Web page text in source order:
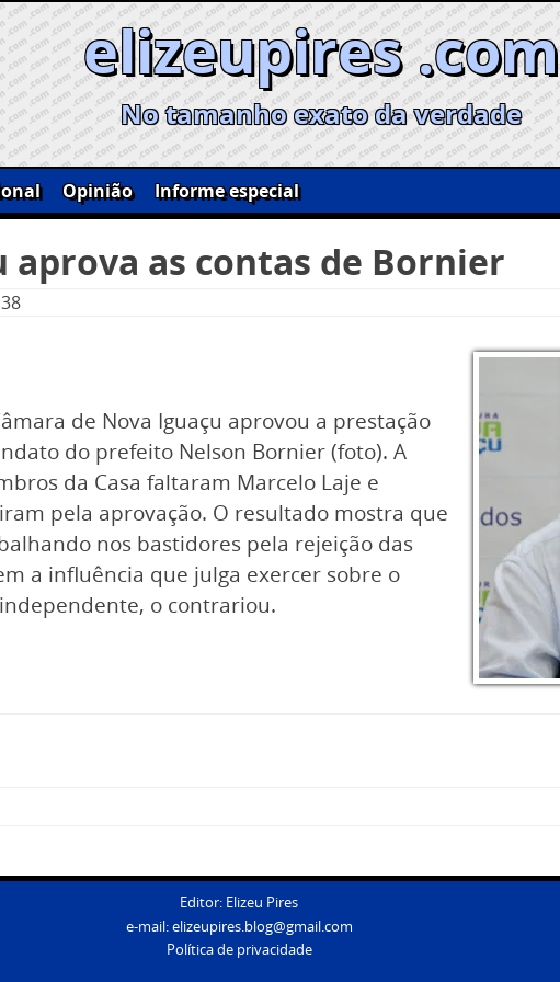
elizeupires .com
No tamanho exato da verdade
Opinião
Informe especial
aprova as contas de Bornier
de Nova Iguaçu aprovou a prestação
do prefeito Nelson Bornier (foto). A
da Casa faltaram Marcelo Laje e
pela aprovação. O resultado mostra que
nos bastidores pela rejeição das
a influência que julga exercer sobre o
o contrariou.
Editor: Elizeu Pires
e-mail:elizeupires.blog@gmail.com
Política de privacidade